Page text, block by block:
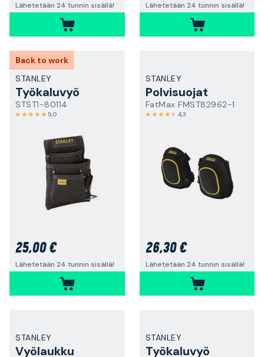
Lähetetään 24 tunnin sisällä! Lähetetään 24 tunnin sisällä!
Back to work
STANLEY
Työkaluvyö
STST1-80114
5,0
25,00 €
Lähetetään 24 tunnin sisällä!
STANLEY
Polvisuojat
FatMax FMST82962-1
4,3
26,30 €
Lähetetään 24 tunnin sisällä!
STANLEY
Vyölaukku
STANLEY
Työkaluvyö